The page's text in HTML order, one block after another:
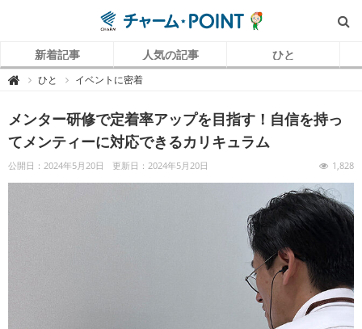
新着記事 人気の記事 ひと
 チ
P
O
I
N
（
ャ
ひと イベントに密着
メンター研修で定着率アップを目指す！自信を持っ
てメンティーに対応できるカリキュラム
公開日：2024年5月20日 更新日：2024年5月20日 1,828